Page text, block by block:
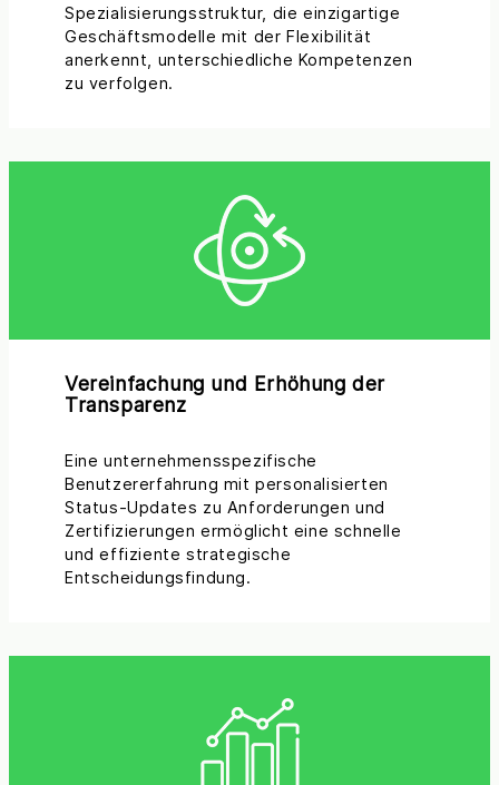
Spezialisierungsstruktur, die einzigartige
Geschäftsmodelle mit der Flexibilität
anerkennt, unterschiedliche Kompetenzen
zu verfolgen.
Vereinfachung und Erhöhung der
Transparenz
Eine unternehmensspezifische
Benutzererfahrung mit personalisierten
Status-Updates zu Anforderungen und
Zertifizierungen ermöglicht eine schnelle
und effiziente strategische
Entscheidungsfindung.